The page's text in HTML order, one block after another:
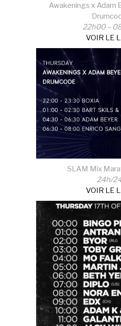
Awakenings x Adam
22h00 –
VOIR LE
SLAM Mix
24h/
VOIR LE